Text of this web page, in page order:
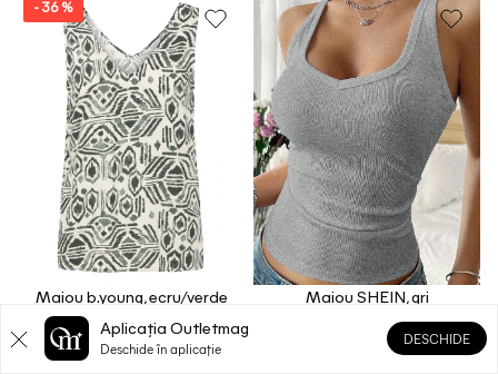
- 36 %
Maiou b.young, ecru/verde
57.00 lei 89.00 lei
RRP: 129.00 lei
Maiou SHEIN, gri
25.00 lei
RRP: 49.00 lei
Aplicația Outletmag
Deschide în aplicație
DESCHIDE